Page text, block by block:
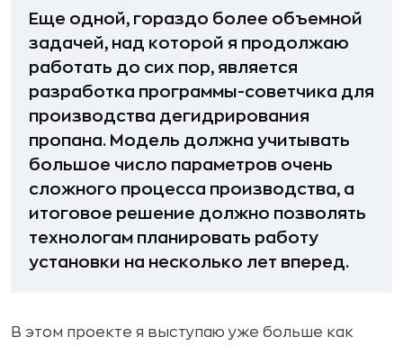
Еще одной, гораздо более объемной
задачей, над которой я продолжаю
работать до сих пор, является
разработка программы-советчика для
производства дегидрирования
пропана. Модель должна учитывать
большое число параметров очень
сложного процесса производства, а
итоговое решение должно позволять
технологам планировать работу
установки на несколько лет вперед.
В этом проекте я выступаю уже больше как